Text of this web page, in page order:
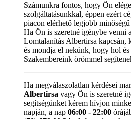
Számunkra fontos, hogy Ön
szolgáltatásunkkal, éppen ezért
piacon elérhető legjobb
Ha Ön is szeretné igénybe venni
Lomtalanítás Albertirsa kapcsán,
és mondja el nekünk, hogy hol
Szakembereink örömmel
Ha megválaszolatlan kérdései
Albertirsa vagy Ön is szeretné
segítségünket kérem hívjon
napján, a nap 06:00 - 22:00